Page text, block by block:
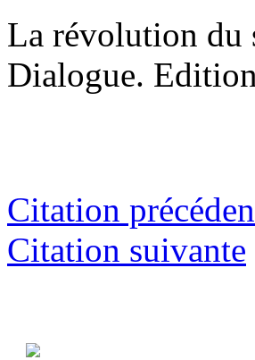
La révolution du
Dialogue.
Citation
Citation suivante